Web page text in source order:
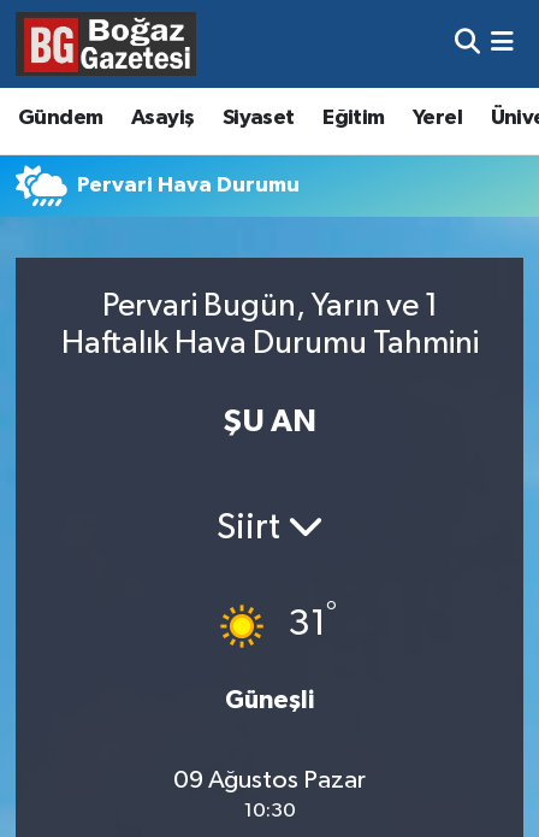
Gündem Asayiş Siyaset Eğitim Yerel
Pervari Hava Durumu
Pervari Bugün, Yarın ve 1
Haftalık Hava Durumu Tahmini
ŞU AN
Siirt
31 °
Güneşli
09 Ağustos Pazar
10:30
Asayiş
Eğitim
Ekonomi
Kültür ve Sanat
Hava Durumu
Trafik Durumu
Süper Lig Puan Durumu ve Fikstür
Son Dakika Haberleri